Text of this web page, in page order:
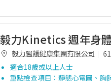
毅力Kinetics 週年身
毅力醫護健康集團有限公司
適合18歲或以上人士
重點檢查項目：靜態心電圖、胸